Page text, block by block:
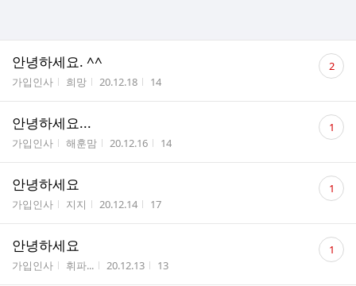
안녕하세요. ^^
게시판명
가입인사 작성자
희망 작성시간
20.12.18 조회수
14
댓
글 2
안녕하세요...
게시판명
가입인사 작성자
해훈맘 작성시간
20.12.16 조회수
14
댓
글 1
안녕하세요
게시판명
가입인사 작성자
지지 작성시간
20.12.14 조회수
17
댓
글 1
안녕하세요
게시판명
가입인사 작성자
휘파... 작성시간
20.12.13 조회수
13
댓
글 1